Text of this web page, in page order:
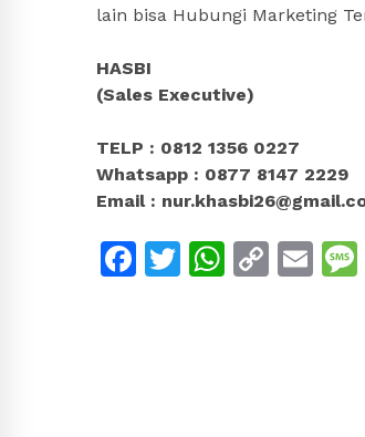
lain bisa Hubungi Marketing
HASBI
(Sales Executive)
TELP : 0812 1356 0227
Whatsapp : 0877 8147 2229
Email :
Facebook
TwitterCopy